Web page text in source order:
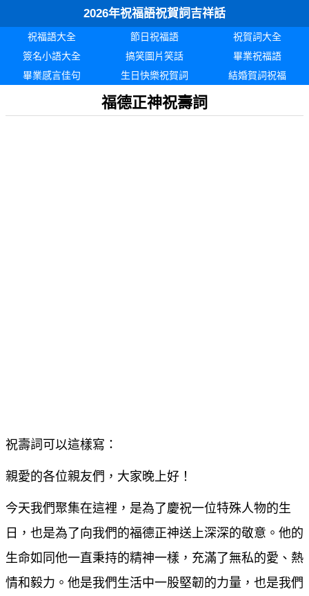
2026年祝福語祝賀詞吉祥話
祝福語大全 節日祝福語
祝賀詞大全
簽名小語大全
搞笑圖片笑話
畢業祝福語
畢業感言佳句
生日快樂祝賀詞 結婚賀詞祝福
福德正神祝壽詞
祝壽詞可以這樣寫：
親愛的各位親友們，大家晚上好！
今天我們聚集在這裡，是為了慶祝一位特殊人物的生
日，也是為了向我們的福德正神送上深深的敬意。他的
生命如同他一直秉持的精神一樣，充滿了無私的愛、熱
情和毅力。他是我們生活中一股堅韌的力量，也是我們